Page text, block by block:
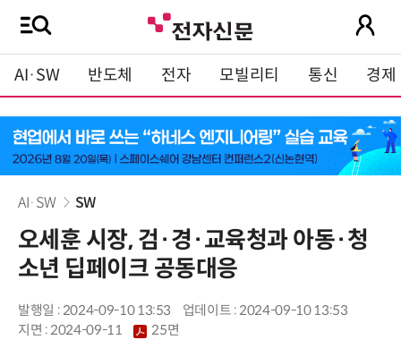
AI·SW 반도체 전자 모빌리티 통신 경제
AI·SW SW
오세훈 시장, 검·경·교육청과 아동·청
소년 딥페이크 공동대응
발행일 : 2024-09-10 13:53
업데이트 : 2024-09-10 13:53
지면 :2024-09-11 25면